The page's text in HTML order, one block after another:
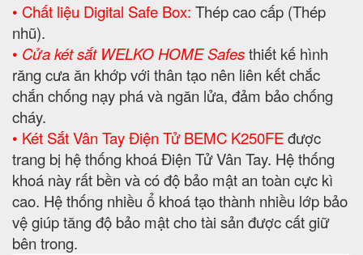
• Chất liệu Digital Safe Box: Thép cao cấp (Thép
nhũ).
• Cửa két sắt WELKO HOME Safesthiết kế hình
răng cưa ăn khớp với thân tạo nên liên kết chắc
chắn chống nạy phá và ngăn lửa, đảm bảo chống
cháy.
• Két Sắt Vân Tay Điện Tử BEMC K250FEđược
trang bị hệ thống khoá Điện Tử Vân Tay. Hệ thống
khoá này rất bền và có độ bảo mật an toàn cực kì
cao. Hệ thống nhiều ổ khoá tạo thành nhiều lớp bảo
vệ giúp tăng độ bảo mật cho tài sản được cất giữ
bên trong.